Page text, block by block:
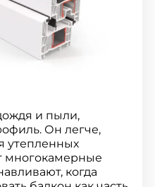
и пыли,
Он легче,
утепленных
когда